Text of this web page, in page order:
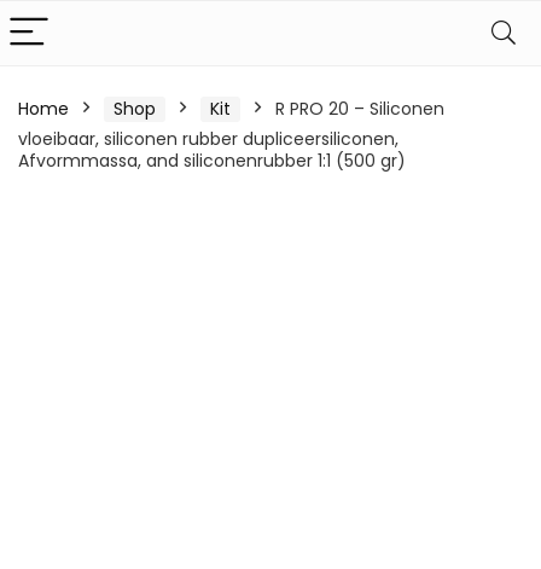
Home Shop Kit
R PRO 20 – Siliconen
vloeibaar, siliconen rubber dupliceersiliconen,
Afvormmassa, and siliconenrubber 1:1 (500 gr)